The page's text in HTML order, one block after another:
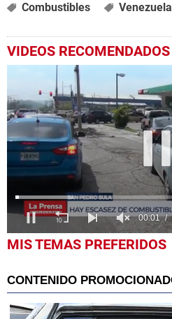
Combustibles Venezuela
VIDEOS RECOMENDADOS
0
seconds
minutes,
16
seconds
MIS TEMAS PREFERIDOS